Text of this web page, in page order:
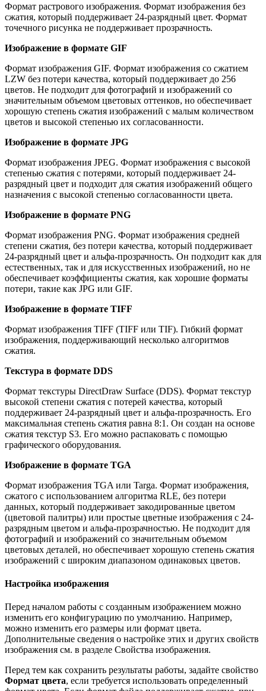
Формат растрового изображения. Формат изображения без
сжатия, который поддерживает 24-разрядный цвет. Формат
точечного рисунка не поддерживает прозрачность.
Изображение в формате GIF
Формат изображения GIF. Формат изображения со сжатием
LZW без потери качества, который поддерживает до 256
цветов. Не подходит для фотографий и изображений со
значительным объемом цветовых оттенков, но обеспечивает
хорошую степень сжатия изображений с малым количеством
цветов и высокой степенью их согласованности.
Изображение в формате JPG
Формат изображения JPEG. Формат изображения с высокой
степенью сжатия с потерями, который поддерживает 24-
разрядный цвет и подходит для сжатия изображений общего
назначения с высокой степенью согласованности цвета.
Изображение в формате PNG
Формат изображения PNG. Формат изображения средней
степени сжатия, без потери качества, который поддерживает
24-разрядный цвет и альфа-прозрачность. Он подходит как для
естественных, так и для искусственных изображений, но не
обеспечивает коэффициенты сжатия, как хорошие форматы
потери, такие как JPG или GIF.
Изображение в формате TIFF
Формат изображения TIFF (TIFF или TIF). Гибкий формат
изображения, поддерживающий несколько алгоритмов
сжатия.
Текстура в формате DDS
Формат текстуры DirectDraw Surface (DDS). Формат текстур
высокой степени сжатия с потерей качества, который
поддерживает 24-разрядный цвет и альфа-прозрачность. Его
максимальная степень сжатия равна 8:1. Он создан на основе
сжатия текстур S3. Его можно распаковать с помощью
графического оборудования.
Изображение в формате TGA
Формат изображения TGA или Targa. Формат изображения,
сжатого с использованием алгоритма RLE, без потери
данных, который поддерживает закодированные цветом
(цветовой палитры) или простые цветные изображения с 24-
разрядным цветом и альфа-прозрачностью. Не подходит для
фотографий и изображений со значительным объемом
цветовых деталей, но обеспечивает хорошую степень сжатия
изображений с широким диапазоном одинаковых цветов.
Настройка изображения
Перед началом работы с созданным изображением можно
изменить его конфигурацию по умолчанию. Например,
можно изменить его размеры или формат цвета.
Дополнительные сведения о настройке этих и других свойств
изображения см. в разделе Свойства изображения.
Перед тем как сохранить результаты работы, задайте свойство
Формат цвета, если требуется использовать определенный